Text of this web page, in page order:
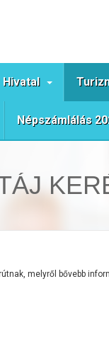
Hivatal
Népszámlálás
melyről bővebb